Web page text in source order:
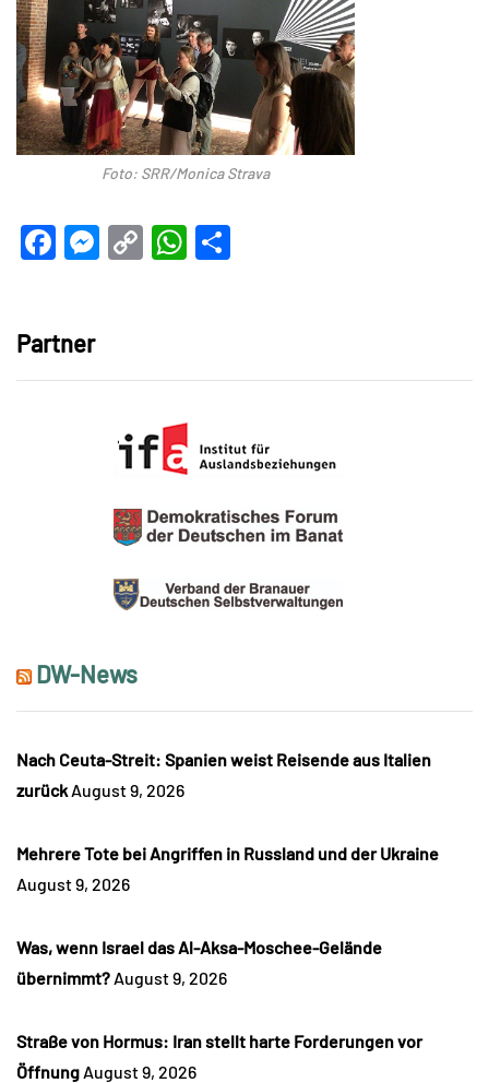
Foto: SRR/Monica Strava
Facebook
Messenger
CopyWhatsApp
Partner
DW-News
Nach Ceuta-Streit: Spanien weist Reisende aus Italien
zurück August 9, 2026
Mehrere Tote bei Angriffen in Russland und der Ukraine
August 9, 2026
Was, wenn Israel das Al-Aksa-Moschee-Gelände
übernimmt? August 9, 2026
Straße von Hormus: Iran stellt harte Forderungen vor
Öffnung August 9, 2026